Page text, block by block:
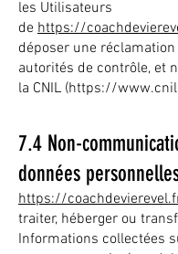
les Utilisateurs
de https://
déposer une
autorités de contrôle, et
la CNIL (https://
7.4 Non-
données
https://
traiter, héberger ou
Informations collectées